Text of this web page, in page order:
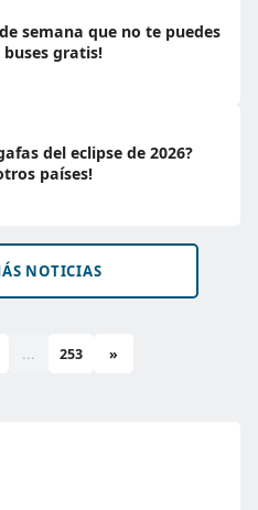
semana que no te puedes
buses gratis!
del eclipse de 2026?
países!
NOTICIAS
... 253 »